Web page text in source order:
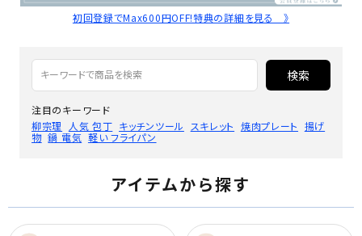
初回登録でMax600円OFF!特典の詳細を見る 》
検索
注目のキーワード
柳宗理
人気 包丁 キッチンツール スキレット 焼肉プレート 揚げ
物 鍋 電気 軽い フライパン
アイテムから探す